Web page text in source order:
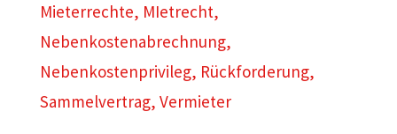
Mieterrechte, MIetrecht,
Nebenkostenabrechnung,
Nebenkostenprivileg, Rückforderung,
Sammelvertrag, Vermieter